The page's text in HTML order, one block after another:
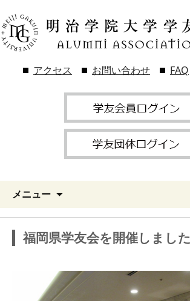
アクセス お問い合わせ FAQ
メニュー
福岡県学友会を開催しました